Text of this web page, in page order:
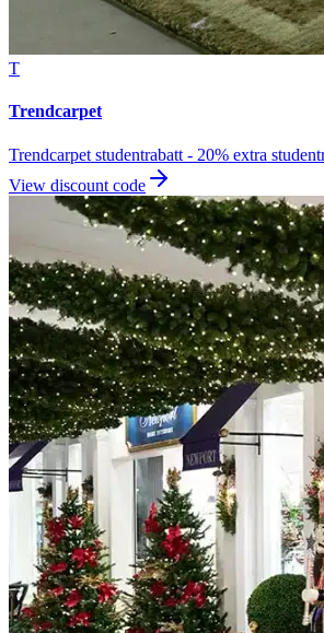
T
Trendcarpet
Trendcarpet studentrabatt - 20% extra
View discount code